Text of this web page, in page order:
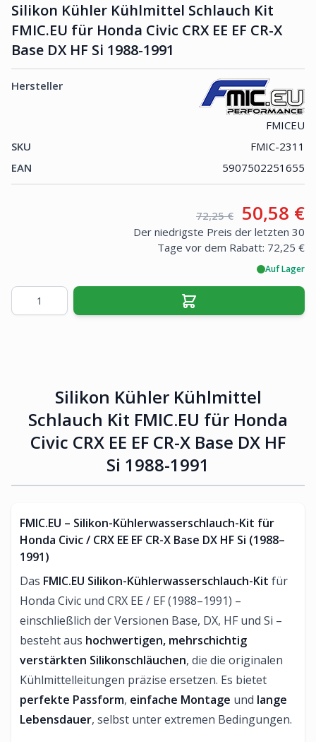
Silikon Kühler Kühlmittel Schlauch Kit
FMIC.EU für Honda Civic CRX EE EF CR-X
Base DX HF Si 1988-1991
Hersteller
FMICEU
SKU
FMIC-2311
EAN
5907502251655
Retail price:
72,25 € Your
50,58 €
Der niedrigste Preis der letzten 30
Tage vor dem Rabatt: 72,25 €
Auf Lager
Menge
Silikon Kühler Kühlmittel
Schlauch Kit FMIC.EU für Honda
Civic CRX EE EF CR-X Base DX HF
Si 1988-1991
FMIC.EU – Silikon-Kühlerwasserschlauch-Kit für
Honda Civic / CRX EE EF CR-X Base DX HF Si (1988–
1991)
Das FMIC.EU Silikon-Kühlerwasserschlauch-Kit für
Honda Civic und CRX EE / EF (1988–1991) –
einschließlich der Versionen Base, DX, HF und Si –
besteht aus hochwertigen, mehrschichtig
verstärkten Silikonschläuchen, die die originalen
Kühlmittelleitungen präzise ersetzen. Es bietet
perfekte Passform, einfache Montage und lange
Lebensdauer, selbst unter extremen Bedingungen.